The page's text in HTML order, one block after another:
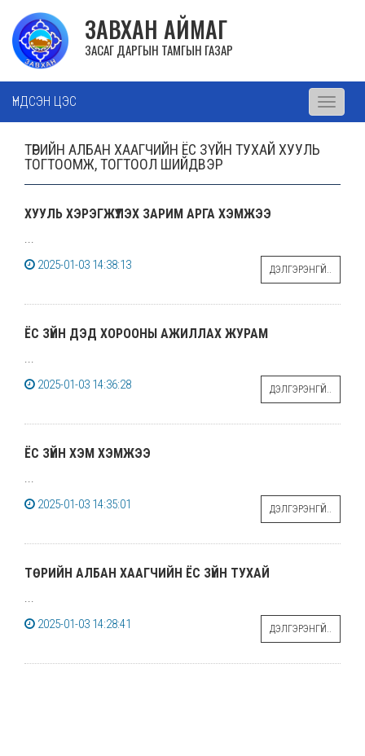
ЗАВХАН АЙМАГ
ЗАСАГ ДАРГЫН ТАМГЫН ГАЗАР
ҮНДСЭН ЦЭС
Toggle
ТӨРИЙН АЛБАН ХААГЧИЙН ЁС ЗҮЙН ТУХАЙ ХУУЛЬ
ТОГТООМЖ, ТОГТООЛ ШИЙДВЭР
ХУУЛЬ ХЭРЭГЖҮҮЛЭХ ЗАРИМ АРГА ХЭМЖЭЭ
...
2025-01-03 14:38:13
ДЭЛГЭРЭНГҮЙ..
ЁС ЗҮЙН ДЭД ХОРООНЫ АЖИЛЛАХ ЖУРАМ
...
2025-01-03 14:36:28
ДЭЛГЭРЭНГҮЙ..
ЁС ЗҮЙН ХЭМ ХЭМЖЭЭ
...
2025-01-03 14:35:01
ДЭЛГЭРЭНГҮЙ..
ТӨРИЙН АЛБАН ХААГЧИЙН ЁС ЗҮЙН ТУХАЙ
...
2025-01-03 14:28:41
ДЭЛГЭРЭНГҮЙ..